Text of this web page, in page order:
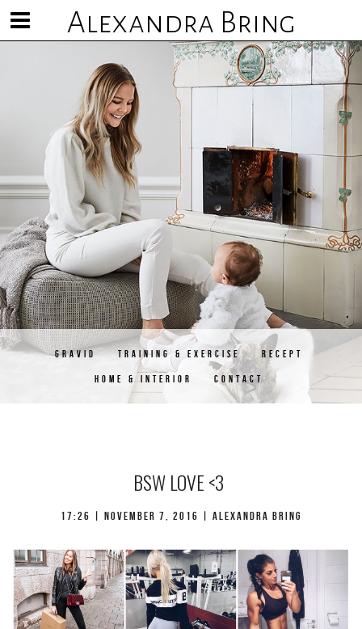
Alexandra Bring
Visa/göm
meny
GRAVID TRAINING & EXERCISE RECEPT
HOME & INTERIOR CONTACT
BSW LOVE <3
17:26 | november 7, 2016 | Alexandra Bring